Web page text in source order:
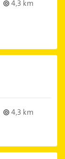
4,3 km
4,3 km